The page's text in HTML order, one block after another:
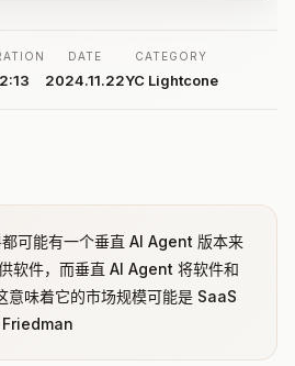
DATE
2024.11.22
CATEGORY
YC Lightcone
都可能有一个垂直 AI Agent 版本来
软件，而垂直 AI Agent 将软件和
意味着它的市场规模可能是 SaaS